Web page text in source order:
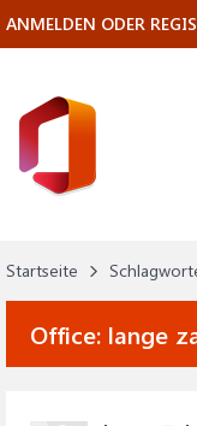
Startseite
Office: lange
ANMELDEN ODER